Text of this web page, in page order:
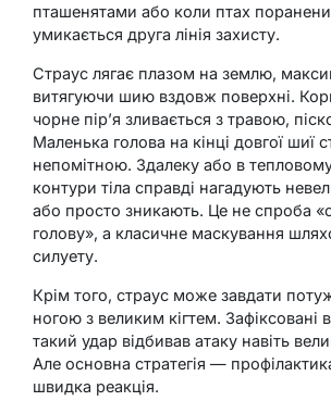
пташенятами або коли птах
умикається друга лінія захисту.
Страус лягає плазом на землю,
витягуючи шию вздовж поверхні.
чорне пір’я зливається з травою,
Маленька голова на кінці довгої шиї
непомітною. Здалеку або в
контури тіла справді нагадують
або просто зникають. Це не спроба
голову», а класичне маскування
силуету.
Крім того, страус може завдати
ногою з великим кігтем. Зафіксовані
такий удар відбивав атаку навіть
Але основна стратегія —
швидка реакція.